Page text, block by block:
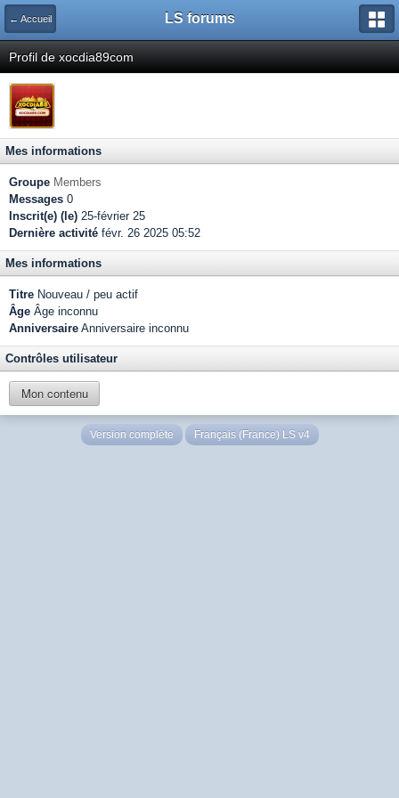
← Accueil LS forums
Profil de xocdia89com
Mes informations
Groupe Members
Messages 0
Inscrit(e) (le) 25-février 25
Dernière activité févr. 26 2025 05:52
Mes informations
Titre Nouveau / peu actif
Âge Âge inconnu
Anniversaire Anniversaire inconnu
Contrôles utilisateur
Mon contenu
Version complète Français (France) LS v4